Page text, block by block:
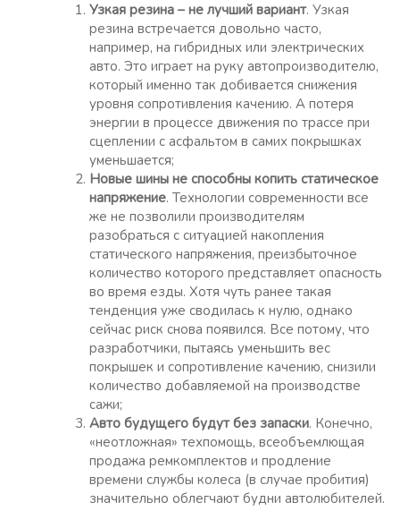
Узкая резина – не лучший вариант. Узкая
резина встречается довольно часто,
например, на гибридных или электрических
авто. Это играет на руку автопроизводителю,
который именно так добивается снижения
уровня сопротивления качению. А потеря
энергии в процессе движения по трассе при
сцеплении с асфальтом в самих покрышках
уменьшается;
Новые шины не способны копить статическое
напряжение. Технологии современности все
же не позволили производителям
разобраться с ситуацией накопления
статического напряжения, преизбыточное
количество которого представляет опасность
во время езды. Хотя чуть ранее такая
тенденция уже сводилась к нулю, однако
сейчас риск снова появился. Все потому, что
разработчики, пытаясь уменьшить вес
покрышек и сопротивление качению, снизили
количество добавляемой на производстве
сажи;
Авто будущего будут без запаски. Конечно,
«неотложная» техпомощь, всеобъемлющая
продажа ремкомплектов и продление
времени службы колеса (в случае пробития)
значительно облегчают будни автолюбителей.